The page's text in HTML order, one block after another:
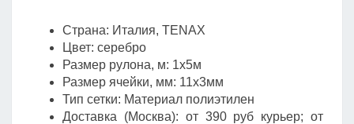
Страна: Италия, TENAX
Цвет: серебро
Размер рулона, м: 1х5м
Размер ячейки, мм: 11х3мм
Тип сетки: Материал полиэтилен
Доставка (Москва): от 390 руб курьер; от